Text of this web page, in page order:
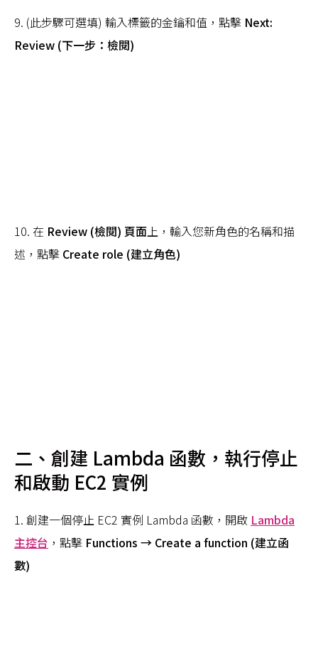
9. (此步驟可選填) 輸入標籤的金鑰和值，點擊 Next:
Review (下一步：檢閱)
10. 在 Review (檢閱) 頁面上，輸入您新角色的名稱和描
述，點擊 Create role (建立角色)
二、 創建 Lambda 函數，執行停止
和啟動 EC2 實例
1. 創建一個停止 EC2 實例 Lambda 函數，開啟 Lambda
主控台 ，點擊 Functions → Create a function (建立函
數)